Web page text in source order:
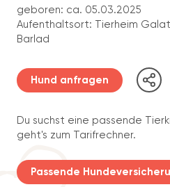
geboren: ca. 05.03.2025
Aufenthaltsort: Tierheim
Barlad
Hund anfragen
Du suchst eine passende
geht's zum Tarifrechner.
Passende